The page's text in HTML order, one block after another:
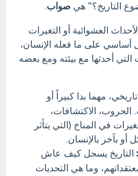
التاريخ؟" هي صواب
العشوائية أو التغيرات
أساسي على ما فعله الإنسان،
أحدثها مع بيئته ومع بعضه
مهما بدا كبيراً أو
الحروب، الاكتشافات،
في المناخ (التي يتأثر
أو بآخر بالإنسان.
التاريخ يسجل كيف عاش
وما هي التحديات